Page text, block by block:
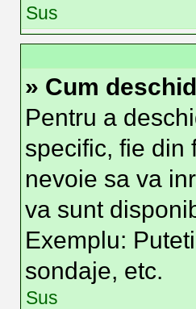
Sus
» Cum
Pentru a
specific, fie din
nevoie sa va
va sunt
Exemplu:
sondaje, etc.
Sus